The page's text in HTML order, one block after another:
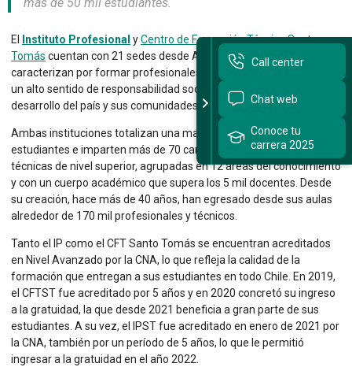
English Version
我们是谁
Intranet Docente
Egresados
Alumnos
Chat
más de 50 mil estudiantes.
El Instituto Profesional yCentro de Formación Técnica Santo
Tomás cuentan con 21 sedes desde Arica hasta Punta Arenas y se
caracterizan por formar profesionales y técnicos integrales, con
un alto sentido de responsabilidad social, que contribuyen al
desarrollo del país y sus comunidades.
Ambas instituciones totalizan una matrícula de cerca de 55 mil
estudiantes e imparten más de 70 carreras profesionales y
técnicas de nivel superior, agrupadas en 12 áreas del conocimiento
y con un cuerpo académico que supera los 5 mil docentes. Desde
su creación, hace más de 40 años, han egresado desde sus aulas
alrededor de 170 mil profesionales y técnicos.
Tanto el IP como el CFT Santo Tomás se encuentran acreditados
en Nivel Avanzado por la CNA, lo que refleja la calidad de la
formación que entregan a sus estudiantes en todo Chile. En 2019,
el CFTST fue acreditado por 5 años y en 2020 concretó su ingreso
a la gratuidad, la que desde 2021 beneficia a gran parte de sus
estudiantes. A su vez, el IPST fue acreditado en enero de 2021 por
la CNA, también por un período de 5 años, lo que le permitió
ingresar a la gratuidad en el año 2022.
Call center
Chat web
Conoce tu
carrera 2025